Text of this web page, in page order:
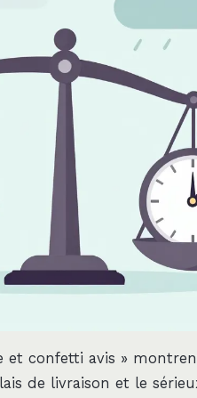
et confetti avis »
de livraison et le